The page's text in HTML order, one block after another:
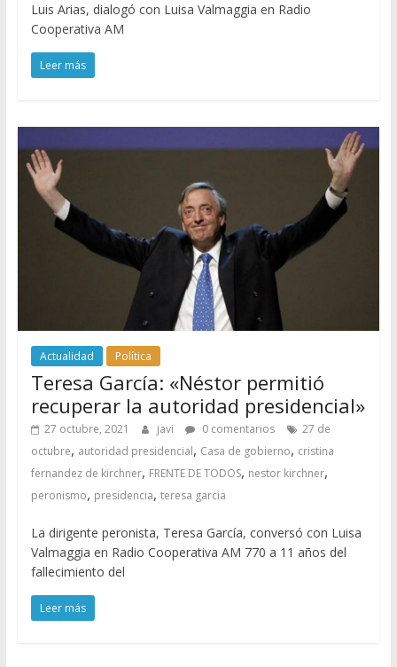
Luis Arias, dialogó con Luisa Valmaggia en Radio
Cooperativa AM
Leer más
Actualidad Política
Teresa García: «Néstor permitió
recuperar la autoridad presidencial»
27 octubre, 2021 javi 0 comentarios
27 de
octubre, autoridad presidencial, Casa de gobierno, cristina
fernandez de kirchner, FRENTE DE TODOS, nestor kirchner,
peronismo, presidencia, teresa garcia
La dirigente peronista, Teresa García, conversó con Luisa
Valmaggia en Radio Cooperativa AM 770 a 11 años del
fallecimiento del
Leer más